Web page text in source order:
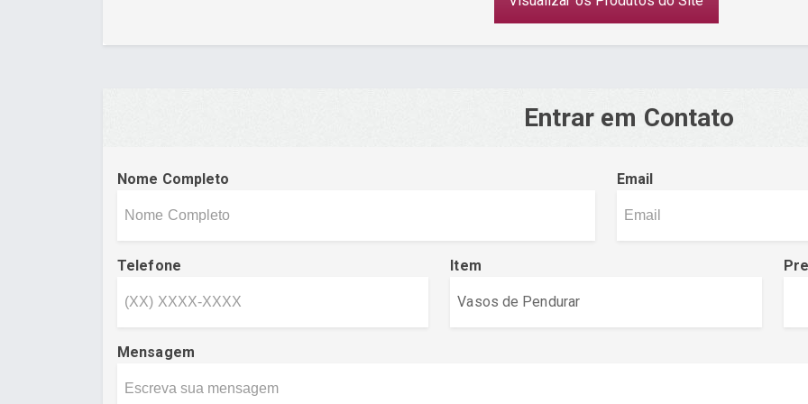
Entrar em Contato
Nome Completo Email
Telefone Item
Mensagem